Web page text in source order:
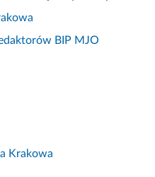
BIP MJO
Krakowa